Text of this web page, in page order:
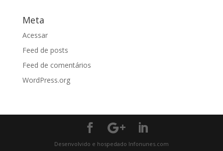
Meta
Acessar
Feed de posts
Feed de comentários
WordPress.org
Desenvolvido e hospedado Infonunes.com